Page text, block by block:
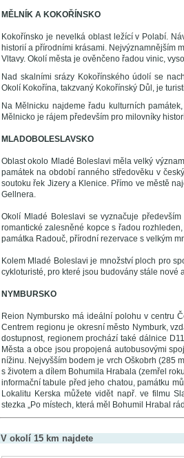
MĚLNÍK A KOKOŘÍNSKO
Kokořínsko je nevelká oblast ležící v Polabí.
historií a přírodními krásami. Nejvýznamnějším
Vltavy. Okolí města je ověnčeno řadou vinic,
Nad skalními srázy Kokořínského údolí se
Okolí Kokořína, takzvaný Kokořínský Důl, je
Na Mělnicku najdeme řadu kulturních
Mělnicko je rájem především pro milovníky
MLADOBOLESLAVSKO
Oblast okolo Mladé Boleslavi měla velký
památek na období ranného středověku v
soutoku řek Jizery a Klenice. Přímo ve městě
Gellnera.
Okolí Mladé Boleslavi se vyznačuje
romantické zalesněné kopce s řadou
památka Radouč, přírodní rezervace s velkým
Kolem Mladé Boleslavi je množství ploch pro
cykloturisté, pro které jsou budovány stále nové
NYMBURSKO
Reion Nymbursko má ideální polohu v centru
Centrem regionu je okresní město Nymburk,
dostupnost, regionem prochází také dálnice
Města a obce jsou propojená autobusovými
nížinu. Nejvyšším bodem je vrch Oškobrh (285
s životem a dílem Bohumila Hrabala (zemřel
informační tabule před jeho chatou, památku
Lokalitu Kerska můžete vidět např. ve filmu
stezka „Po místech, která měl Bohumil Hrabal
V okolí 15 km najdete